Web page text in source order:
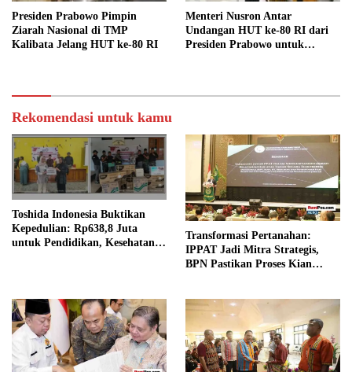
Presiden Prabowo Pimpin
Ziarah Nasional di TMP
Kalibata Jelang HUT ke-80 RI
Menteri Nusron Antar
Undangan HUT ke-80 RI dari
Presiden Prabowo untuk
Rekomendasi untuk kamu
Toshida Indonesia Buktikan
Kepedulian: Rp638,8 Juta
untuk Pendidikan, Kesehatan,
Transformasi Pertanahan:
IPPAT Jadi Mitra Strategis,
BPN Pastikan Proses Kian